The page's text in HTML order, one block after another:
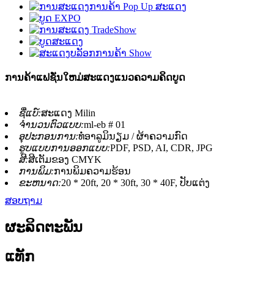
ການຄ້າແຟຊັ່ນໃຫມ່ສະແດງແນວຄວາມຄິດບູດ
ຊື່ແບ໌:ສະແດງ Milin
ຈໍານວນຕົວແບບ:ml-eb # 01
ອຸປະກອນການ:ທໍ່ອາລູມິນຽມ / ຜ້າຄວາມກົດ
ຮູບແບບການອອກແບບ:PDF, PSD, AI, CDR, JPG
ສີ:ສີເຕັມຂອງ CMYK
ການພິມ:ການພິມຄວາມຮ້ອນ
ຂະຫນາດ:20 * 20ft, 20 * 30ft, 30 * 40F, ປັບແຕ່ງ
ສອບຖາມ
ຜະລິດຕະພັນ
ແທັກ